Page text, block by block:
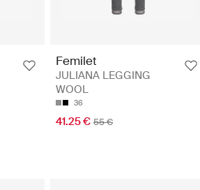
Femilet
JULIANA LEGGING
WOOL
36
41.25 € 55 €